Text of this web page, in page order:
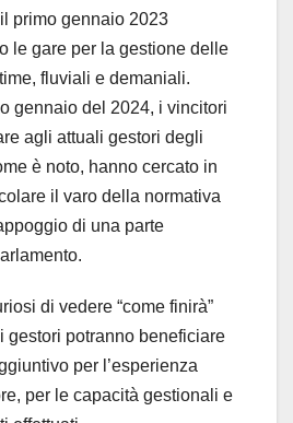
primo gennaio 2023
le gare per la gestione delle
fluviali e demaniali.
gennaio del 2024, i vincitori
agli attuali gestori degli
è noto, hanno cercato in
il varo della normativa
di una parte
di vedere “come finirà”
gestori potranno beneficiare
per l’esperienza
per le capacità gestionali e